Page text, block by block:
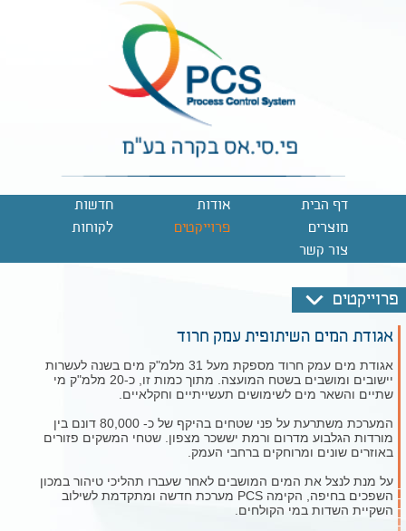
דף הבית אודות
חדשות
מוצרים
פרוייקטים
לקוחות
צור קשר
פרוייקטים
אגודת המים השיתופית עמק חרוד
אגודת מים עמק חרוד מספקת מעל 31 מלמ"ק מים בשנה לעשרות
יישובים ומושבים בשטח המועצה. מתוך כמות זו, כ-20 מלמ"ק מי
שתיים והשאר מים לשימושים תעשייתיים וחקלאיים.
המערכת משתרעת על פני שטחים בהיקף של כ- 80,000 דונם בין
מורדות הגלבוע מדרום ורמת יששכר מצפון. שטחי המשקים פזורים
באוזרים שונים ומרוחקים ברחבי העמק.
על מנת לנצל את המים המושבים לאחר שעברו תהליכי טיהור במכון
השפכים בחיפה, הקימה PCS מערכת חדשה ומתקדמת לשילוב
השקיית השדות במי הקולחים.